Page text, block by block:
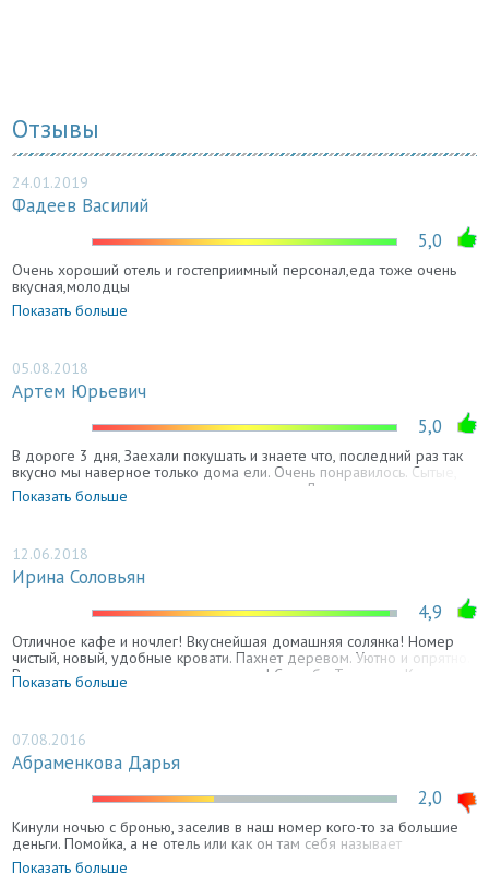
Отзывы
24.01.2019
Фадеев Василий
5,0
Очень хороший отель и гостеприимный персонал,еда тоже очень
вкусная,молодцы
Показать больше
05.08.2018
Артем Юрьевич
5,0
В дороге 3 дня, Заехали покушать и знаете что, последний раз так
вкусно мы наверное только дома ели. Очень понравилось. Сытые,
довольные, теперь можно и дальше ехать. Девушка администратор
продавец очень общительная и добрая, всю еду вынесли на улицу,
понравилось
Показать больше
12.06.2018
Ирина Соловьян
4,9
Отличное кафе и ночлег! Вкуснейшая домашняя солянка! Номер
чистый, новый, удобные кровати. Пахнет деревом. Уютно и опрятно.
Рекомендую всем путешественникам! Спасибо Танюше и Катюше
за вкусную еду и гостеприимство!!
Показать больше
07.08.2016
Абраменкова Дарья
2,0
Кинули ночью с бронью, заселив в наш номер кого-то за большие
деньги. Помойка, а не отель или как он там себя называет
Показать больше